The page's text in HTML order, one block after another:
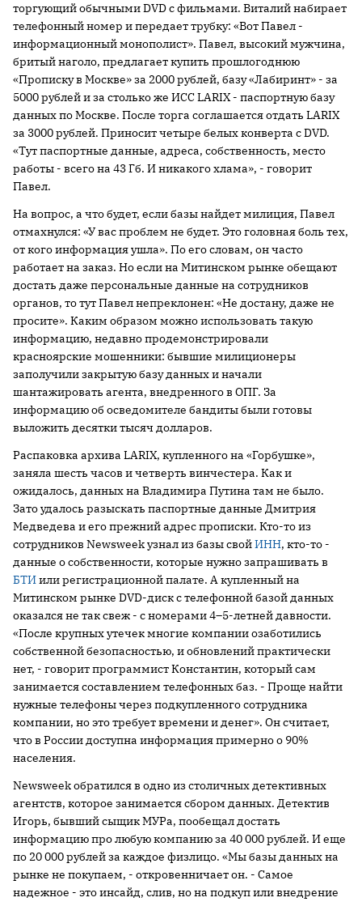
торгующий обычными DVD с фильмами. Виталий набирает
телефонный номер и передает трубку: «Вот Павел -
информационный монополист». Павел, высокий мужчина,
бритый наголо, предлагает купить прошлогоднюю
«Прописку в Москве» за 2000 рублей, базу «Лабиринт» - за
5000 рублей и за столько же ИСС LARIX - паспортную базу
данных по Москве. После торга соглашается отдать LARIX
за 3000 рублей. Приносит четыре белых конверта с DVD.
«Тут паспортные данные, адреса, собственность, место
работы - всего на 43 Гб. И никакого хлама», - говорит
Павел.
На вопрос, а что будет, если базы найдет милиция, Павел
отмахнулся: «У вас проблем не будет. Это головная боль тех,
от кого информация ушла». По его словам, он часто
работает на заказ. Но если на Митинском рынке обещают
достать даже персональные данные на сотрудников
органов, то тут Павел непреклонен: «Не достану, даже не
просите». Каким образом можно использовать такую
информацию, недавно продемонстрировали
красноярские мошенники: бывшие милиционеры
заполучили закрытую базу данных и начали
шантажировать агента, внедренного в ОПГ. За
информацию об осведомителе бандиты были готовы
выложить десятки тысяч долларов.
Распаковка архива LARIX, купленного на «Горбушке»,
заняла шесть часов и четверть винчестера. Как и
ожидалось, данных на Владимира Путина там не было.
Зато удалось разыскать паспортные данные Дмитрия
Медведева и его прежний адрес прописки. Кто-то из
сотрудников Newsweek узнал из базы свойИНН, кто-то -
данные о собственности, которые нужно запрашивать в
БТИили регистрационной палате. А купленный на
Митинском рынке DVD-диск с телефонной базой данных
оказался не так свеж - с номерами 4–5-летней давности.
«После крупных утечек многие компании озаботились
собственной безопасностью, и обновлений практически
нет, - говорит программист Константин, который сам
занимается составлением телефонных баз. - Проще найти
нужные телефоны через подкупленного сотрудника
компании, но это требует времени и денег». Он считает,
что в России доступна информация примерно о 90%
населения.
Newsweek обратился в одно из столичных детективных
агентств, которое занимается сбором данных. Детектив
Игорь, бывший сыщик МУРа, пообещал достать
информацию про любую компанию за 40 000 рублей. И еще
по 20 000 рублей за каждое физлицо. «Мы базы данных на
рынке не покупаем, - откровенничает он. - Самое
надежное - это инсайд, слив, но на подкуп или внедрение